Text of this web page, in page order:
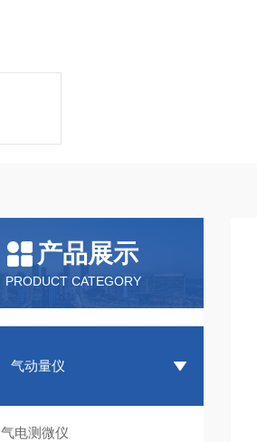
产品展示
PRODUCT CATEGORY
气动量仪
气电测微仪